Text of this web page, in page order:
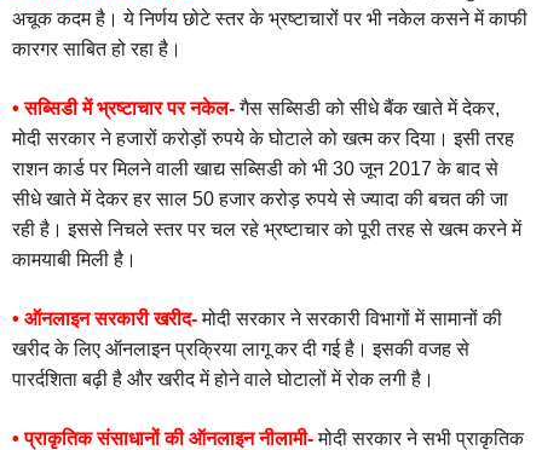
अचूक कदम है। ये निर्णय छोटे स्तर के भ्रष्टाचारों पर भी नकेल कसने में काफी
कारगर साबित हो रहा है।
• सब्सिडी में भ्रष्टाचार पर नकेल-गैस सब्सिडी को सीधे बैंक खाते में देकर,
मोदी सरकार ने हजारों करोड़ों रुपये के घोटाले को खत्म कर दिया। इसी तरह
राशन कार्ड पर मिलने वाली खाद्य सब्सिडी को भी 30 जून 2017 के बाद से
सीधे खाते में देकर हर साल 50 हजार करोड़ रुपये से ज्यादा की बचत की जा
रही है। इससे निचले स्तर पर चल रहे भ्रष्टाचार को पूरी तरह से खत्म करने में
कामयाबी मिली है।
• ऑनलाइन सरकारी खरीद-मोदी सरकार ने सरकारी विभागों में सामानों की
खरीद के लिए ऑनलाइन प्रक्रिया लागू कर दी गई है। इसकी वजह से
पारर्दशिता बढ़ी है और खरीद में होने वाले घोटालों में रोक लगी है।
• प्राकृतिक संसाधानों की ऑनलाइन नीलामी-मोदी सरकार ने सभी प्राकृतिक